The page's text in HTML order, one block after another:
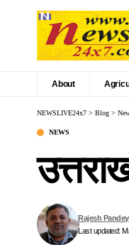
About
NEWSLIVE24x7 > Blog >
NEWS
Last updated:
Rajesh Pandey